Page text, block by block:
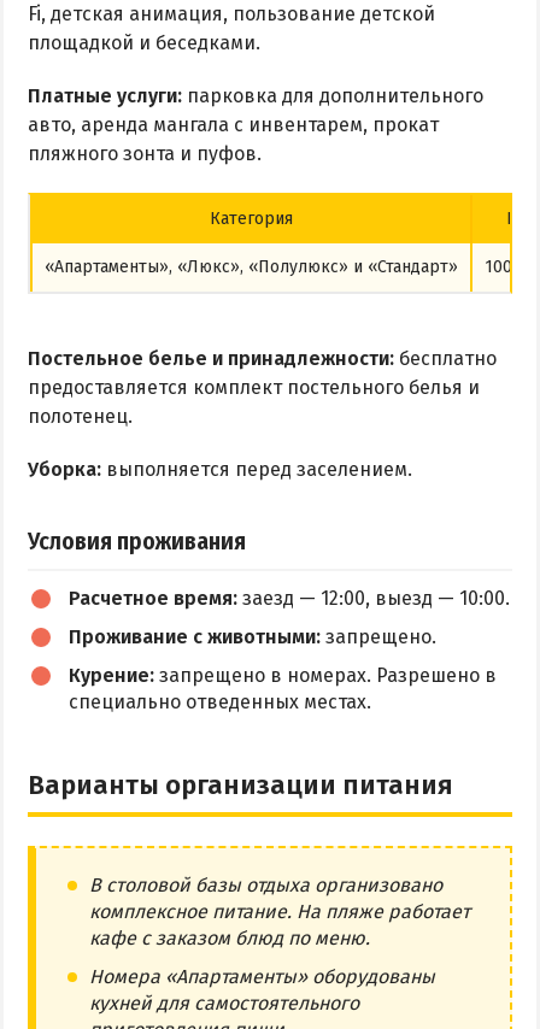
Fi, детская анимация, пользование детской
площадкой и беседками.
Платные услуги: парковка для дополнительного
авто, аренда мангала с инвентарем, прокат
пляжного зонта и пуфов.
Категория
«Апартаменты», «Люкс», «Полулюкс» и «Стандарт»
Постельное белье и принадлежности: бесплатно
предоставляется комплект постельного белья и
полотенец.
Уборка: выполняется перед заселением.
Условия проживания
Расчетное время: заезд — 12:00, выезд — 10:00.
Проживание с животными: запрещено.
Курение: запрещено в номерах. Разрешено в
специально отведенных местах.
Варианты организации питания
В столовой базы отдыха организовано
комплексное питание. На пляже работает
кафе с заказом блюд по меню.
Номера «Апартаменты» оборудованы
кухней для самостоятельного